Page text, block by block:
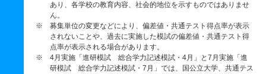
あり、各学校の教育内容、社会的地位を示すものではありませ
ん。
※ 募集単位の変更などにより、偏差値・共通テスト得点率が表示
されないことや、過去に実施した模試の偏差値・共通テスト得
点率が表示される場合があります。
※ 4月実施「進研模試 総合学力記述模試・4月」と7月実施「進
研模試 総合学力記述模試・7月」では、国公立大学、共通テス